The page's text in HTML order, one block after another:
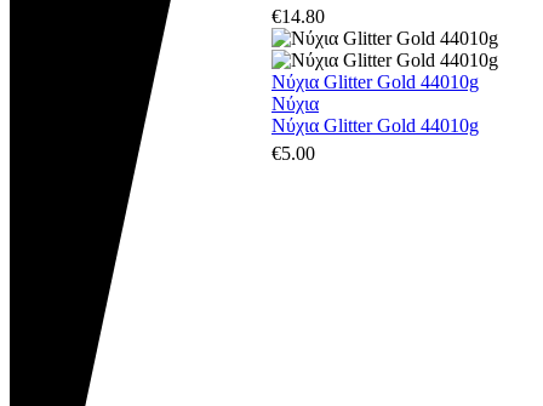
€14.80
Νύχια Glitter Gold 44010g
Νύχια
Νύχια Glitter Gold 44010g
€5.00